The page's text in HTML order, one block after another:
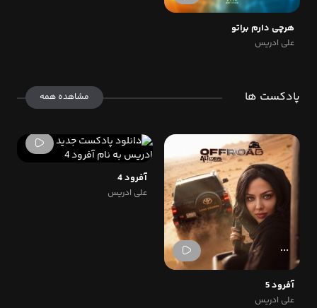
هرچی دارم براتو
علی ادریس
پادکست ها مشاهده همه
آفرود 5
علی ادریس
آفرود 4
علی ادریس